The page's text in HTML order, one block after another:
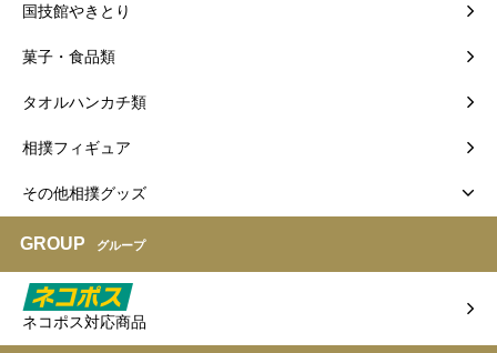
国技館やきとり
菓子・食品類
タオルハンカチ類
相撲フィギュア
その他相撲グッズ
GROUP グループ
ネコポス対応商品